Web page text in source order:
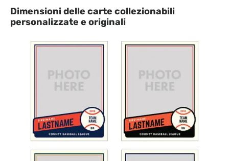
Dimensioni delle carte collezionabili
personalizzate e originali